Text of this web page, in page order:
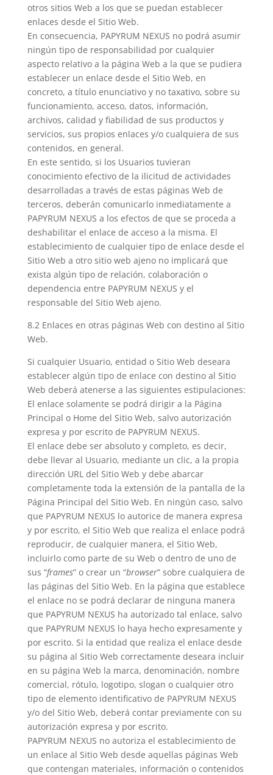
otros sitios Web a los que se puedan establecer
enlaces desde el Sitio Web.
En consecuencia, PAPYRUM NEXUS no podrá asumir
ningún tipo de responsabilidad por cualquier
aspecto relativo a la página Web a la que se pudiera
establecer un enlace desde el Sitio Web, en
concreto, a título enunciativo y no taxativo, sobre su
funcionamiento, acceso, datos, información,
archivos, calidad y fiabilidad de sus productos y
servicios, sus propios enlaces y/o cualquiera de sus
contenidos, en general.
En este sentido, si los Usuarios tuvieran
conocimiento efectivo de la ilicitud de actividades
desarrolladas a través de estas páginas Web de
terceros, deberán comunicarlo inmediatamente a
PAPYRUM NEXUS a los efectos de que se proceda a
deshabilitar el enlace de acceso a la misma. El
establecimiento de cualquier tipo de enlace desde el
Sitio Web a otro sitio web ajeno no implicará que
exista algún tipo de relación, colaboración o
dependencia entre PAPYRUM NEXUS y el
responsable del Sitio Web ajeno.
8.2 Enlaces en otras páginas Web con destino al Sitio
Web.
Si cualquier Usuario, entidad o Sitio Web deseara
establecer algún tipo de enlace con destino al Sitio
Web deberá atenerse a las siguientes estipulaciones:
El enlace solamente se podrá dirigir a la Página
Principal o Home del Sitio Web, salvo autorización
expresa y por escrito de PAPYRUM NEXUS.
El enlace debe ser absoluto y completo, es decir,
debe llevar al Usuario, mediante un clic, a la propia
dirección URL del Sitio Web y debe abarcar
completamente toda la extensión de la pantalla de la
Página Principal del Sitio Web. En ningún caso, salvo
que PAPYRUM NEXUS lo autorice de manera expresa
y por escrito, el Sitio Web que realiza el enlace podrá
reproducir, de cualquier manera, el Sitio Web,
incluirlo como parte de su Web o dentro de uno de
sus “frames” o crear un “browser” sobre cualquiera de
las páginas del Sitio Web. En la página que establece
el enlace no se podrá declarar de ninguna manera
que PAPYRUM NEXUS ha autorizado tal enlace, salvo
que PAPYRUM NEXUS lo haya hecho expresamente y
por escrito. Si la entidad que realiza el enlace desde
su página al Sitio Web correctamente deseara incluir
en su página Web la marca, denominación, nombre
comercial, rótulo, logotipo, slogan o cualquier otro
tipo de elemento identificativo de PAPYRUM NEXUS
y/o del Sitio Web, deberá contar previamente con su
autorización expresa y por escrito.
PAPYRUM NEXUS no autoriza el establecimiento de
un enlace al Sitio Web desde aquellas páginas Web
que contengan materiales, información o contenidos